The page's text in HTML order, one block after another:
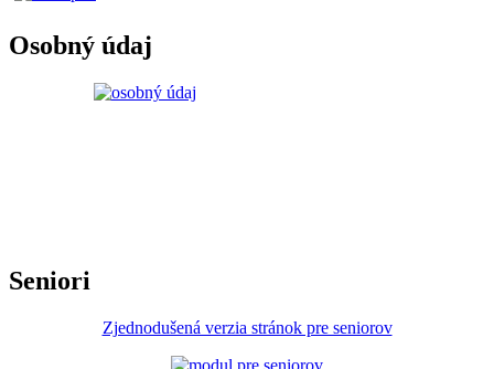
Osobný údaj
Seniori
Zjednodušená verzia stránok pre seniorov